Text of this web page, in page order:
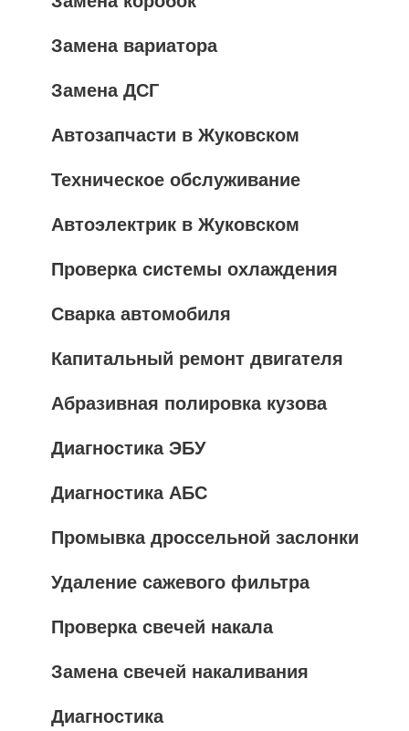
Замена вариатора
Замена ДСГ
Автозапчасти в Жуковском
Техническое обслуживание
Автоэлектрик в Жуковском
Проверка системы охлаждения
Сварка автомобиля
Капитальный ремонт двигателя
Абразивная полировка кузова
Диагностика ЭБУ
Диагностика АБС
Промывка дроссельной заслонки
Удаление сажевого фильтра
Проверка свечей накала
Замена свечей накаливания
Диагностика